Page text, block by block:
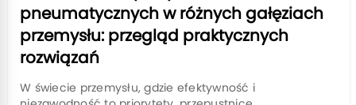
pneumatycznych w różnych gałęziach
przemysłu: przegląd praktycznych
rozwiązań
W świecie przemysłu, gdzie efektywność i